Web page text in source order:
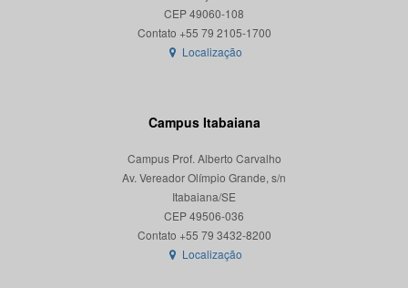
CEP 49060-108
Localização
Campus Itabaiana
Campus Prof. Alberto Carvalho
Av. Vereador Olímpio Grande, s/n
Itabaiana/SE
CEP 49506-036
Localização